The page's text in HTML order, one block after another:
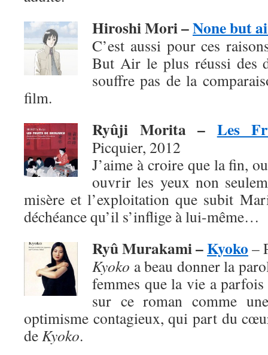
Hiroshi Mori –None but
C’est aussi pour ces
But Air le plus réussi des
souffre pas de la
film.
Ryûji Morita – Les
Picquier, 2012
J’aime à croire que la fin,
ouvrir les yeux non
misère et l’exploitation que subit
déchéance qu’il s’inflige à lui-même…
Ryû Murakami –Kyoko –
Kyoko a beau donner la
femmes que la vie a
sur ce roman comme
optimisme contagieux, qui part du
deKyoko.